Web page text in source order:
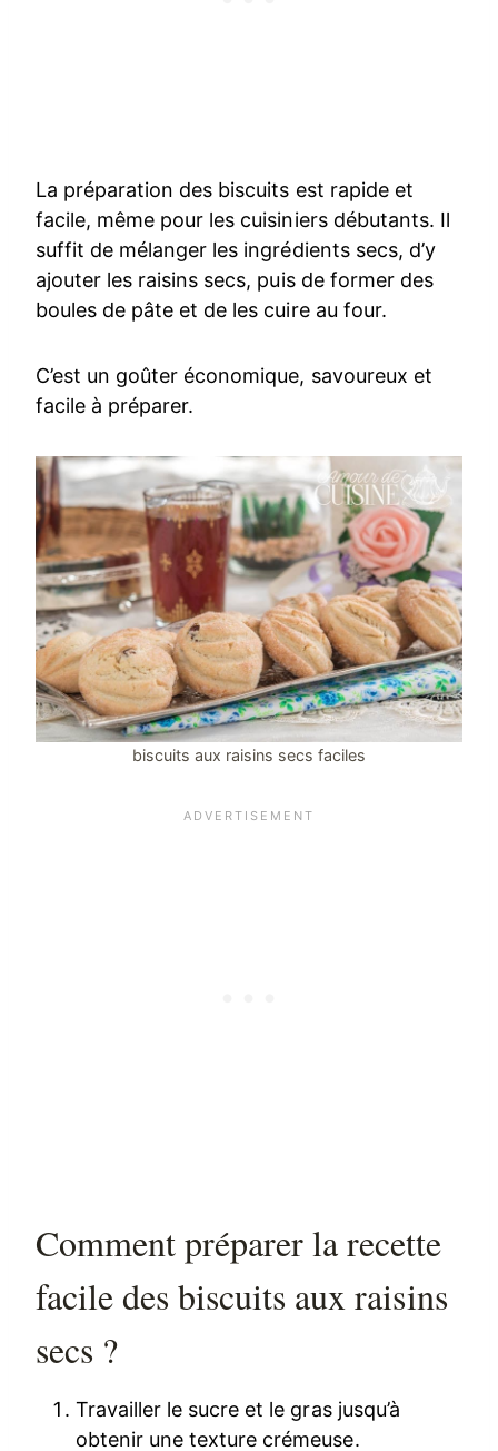
La préparation des biscuits est rapide et
facile, même pour les cuisiniers débutants. Il
suffit de mélanger les ingrédients secs, d’y
ajouter les raisins secs, puis de former des
boules de pâte et de les cuire au four.
C’est un goûter économique, savoureux et
facile à préparer.
biscuits aux raisins secs faciles
Comment préparer la recette
facile des biscuits aux raisins
secs ?
Travailler le sucre et le gras jusqu’à
obtenir une texture crémeuse.